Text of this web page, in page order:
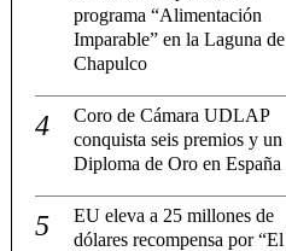
programa “Alimentación
Imparable” en la Laguna de
Chapulco
Coro de Cámara UDLAP
conquista seis premios y un
Diploma de Oro en España
EU eleva a 25 millones de
dólares recompensa por “El